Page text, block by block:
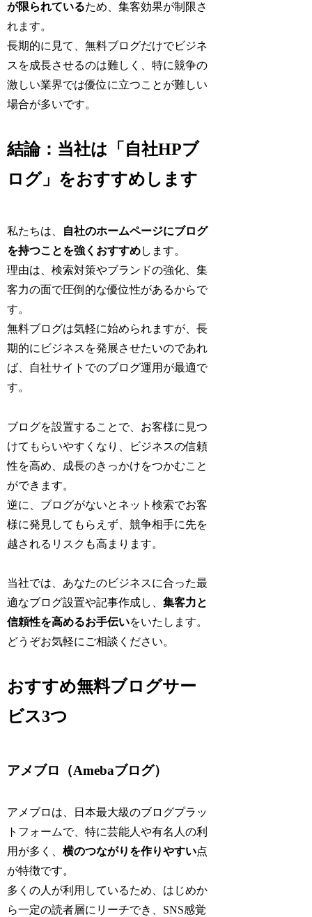
が限られているため、集客効果が制限さ
れます。
長期的に見て、無料ブログだけでビジネ
スを成長させるのは難しく、特に競争の
激しい業界では優位に立つことが難しい
場合が多いです。
結論：当社は「自社HPブ
ログ」をおすすめします
私たちは、
自社のホームページにブログ
を持つことを強くおすすめします。
理由は、検索対策やブランドの強化、集
客力の面で圧倒的な優位性があるからで
す。
無料ブログは気軽に始められますが、長
期的にビジネスを発展させたいのであれ
ば、自社サイトでのブログ運用が最適で
す。
ブログを設置することで、お客様に見つ
けてもらいやすくなり、ビジネスの信頼
性を高め、成長のきっかけをつかむこと
ができます。
逆に、ブログがないとネット検索でお客
様に発見してもらえず、競争相手に先を
越されるリスクも高まります。
当社では、あなたのビジネスに合った最
適なブログ設置や記事作成し、集客力と
信頼性を高めるお手伝いをいたします。
どうぞお気軽にご相談ください。
おすすめ無料ブログサー
ビス3つ
アメブロ（Amebaブログ）
アメブロは、日本最大級のブログプラッ
トフォームで、特に芸能人や有名人の利
用が多く、横のつながりを作りやすい点
が特徴です。
多くの人が利用しているため、はじめか
ら一定の読者層にリーチでき、SNS感覚